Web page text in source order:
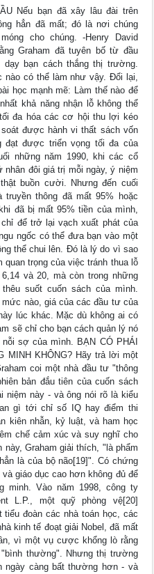
Nếu bạn đã xây lâu đài trên
hẳn đã mất; đó là nơi chúng
cho chúng. -Henry David
Graham đã tuyên bố từ đầu
dạy bạn cách thắng thị trường.
nào có thể làm như vậy. Đổi lại,
học mạnh mẽ: Làm thế nào để
khả năng nhận lỗ không thể
đa hóa các cơ hội thu lợi kéo
được hành vi thất sách vốn
đạt được triển vọng tối đa của
những năm 1990, khi các cổ
đôi giá trị mỗi ngày, ý niệm
buồn cười. Nhưng đến cuối
truyền thông đã mất 95% hoặc
đã bị mất 95% tiền của mình,
để trở lại vạch xuất phát của
ngốc có thể đưa bạn vào một
thể chui lên. Đó là lý do vì sao
quan trọng của việc tránh thua lỗ
và 20, mà còn trong những
suốt cuốn sách của mình.
nào, giá của các đầu tư của
lúc khác. Mặc dù không ai có
sẽ chỉ cho bạn cách quản lý nó
sợ của mình. BẠN CÓ PHÁI
MINH KHÔNG? Hãy trả lời một
coi một nhà đầu tư "thông
bản đắu tiên của cuốn sách
niệm này - và ông nói rõ là kiểu
gì tới chỉ số IQ hay điểm thi
kiên nhẫn, kỷ luật, và ham học
chế cảm xúc và suy nghĩ cho
này, Graham giải thích, "là phẩm
là của bộ não[19]". Có chứng
giáo dục cao hơn không đủ để
minh. Vào năm 1998, công ty
L.P., một quỹ phòng vệ[20]
tiểu đoàn các nhà toán học, các
kinh tế đoạt giải Nobel, đã mất
vì một vụ cược khổng lò rằng
thường". Nhưng thị trường
ngày càng bất thường hơn - và